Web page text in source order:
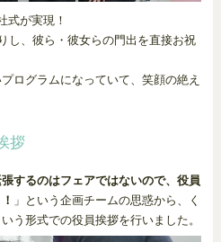
式が実現！
し、彼ら・彼女らの門出を直接お祝
ログラムになっていて、笑顔の絶え
拶
するのはフェアではないので、役員
」という企画チームの思惑から、く
う形式での役員挨拶を行いました。